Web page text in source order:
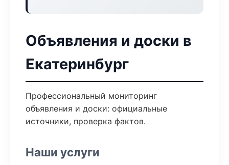
Объявления и доски в
Екатеринбург
Профессиональный мониторинг
объявления и доски: официальные
источники, проверка фактов.
Наши услуги